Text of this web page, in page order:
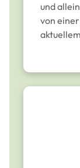
und
von